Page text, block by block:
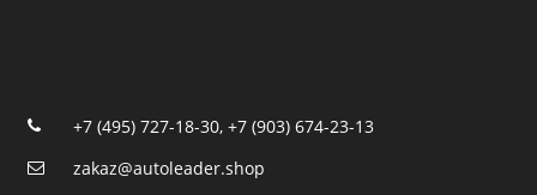
+7 (495) 727-18-30, +7 (903) 674-23-13
zakaz@autoleader.shop